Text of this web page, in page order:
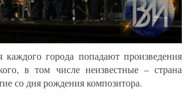
города попадают произведения
в том числе неизвестные – страна
со дня рождения композитора.